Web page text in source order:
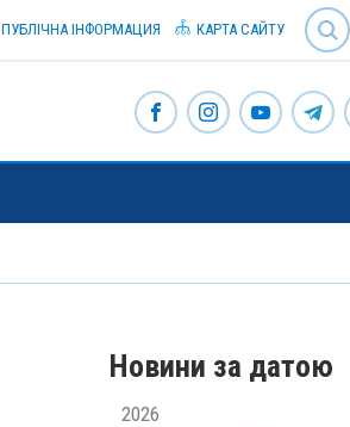
SEARCH
ПУБЛІЧНА ІНФОРМАЦИЯ КАРТА САЙТУ
Новини за датою
2026